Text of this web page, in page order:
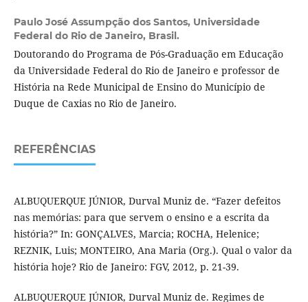
Paulo José Assumpção dos Santos, Universidade
Federal do Rio de Janeiro, Brasil.
Doutorando do Programa de Pós-Graduação em Educação
da Universidade Federal do Rio de Janeiro e professor de
História na Rede Municipal de Ensino do Município de
Duque de Caxias no Rio de Janeiro.
REFERÊNCIAS
ALBUQUERQUE JÚNIOR, Durval Muniz de. “Fazer defeitos
nas memórias: para que servem o ensino e a escrita da
história?” In: GONÇALVES, Marcia; ROCHA, Helenice;
REZNIK, Luis; MONTEIRO, Ana Maria (Org.). Qual o valor da
história hoje? Rio de Janeiro: FGV, 2012, p. 21-39.
ALBUQUERQUE JÚNIOR, Durval Muniz de. Regimes de